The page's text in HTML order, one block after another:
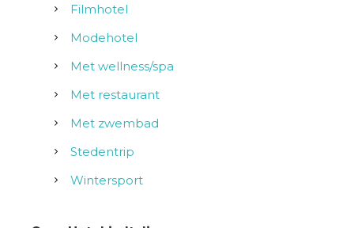
Filmhotel
Modehotel
Met wellness/spa
Met restaurant
Met zwembad
Stedentrip
Wintersport